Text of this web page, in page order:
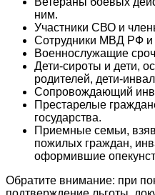
ним.
Участники СВО и
Сотрудники МВД РФ
Военнослужащие
Дети-сироты и дети,
родителей, дети-
Сопровождающий
Престарелые
государства.
Приемные семьи,
пожилых граждан,
оформившие
Обратите внимание: при